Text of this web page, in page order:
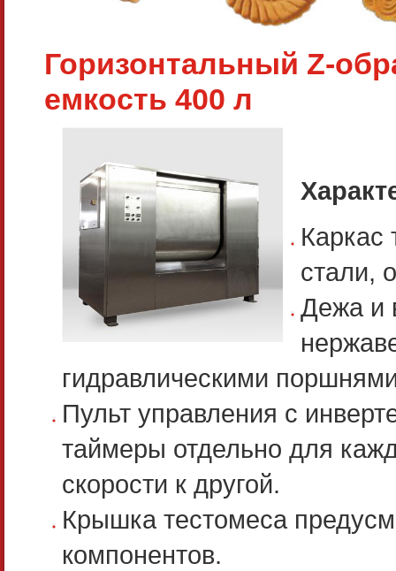
Горизонтальный Z-
емкость 400 л
Каркас
стали,
Дежа и
гидравлическими
Пульт управления с
таймеры отдельно для
скорости к другой.
Крышка тестомеса
компонентов.